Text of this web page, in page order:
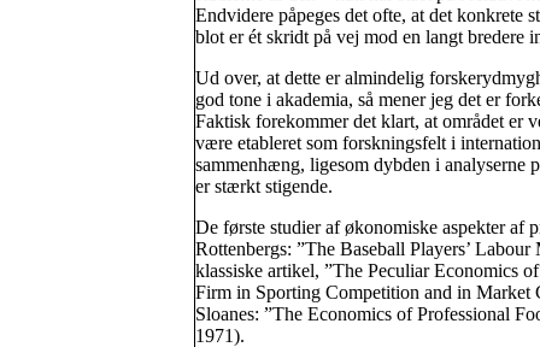
Endvidere påpeges det ofte, at det konkrete
blot er ét skridt på vej mod en langt bredere
Ud over, at dette er almindelig
god tone i akademia, så mener jeg det er
Faktisk forekommer det klart, at området er
være etableret som forskningsfelt i
sammenhæng, ligesom dybden i analyserne
er stærkt stigende.
De første studier af økonomiske aspekter af
Rottenbergs: ”The Baseball Players’
klassiske artikel, ”The Peculiar Economics
Firm in Sporting Competition and in Market
Sloanes: ”The Economics of Professional
1971).